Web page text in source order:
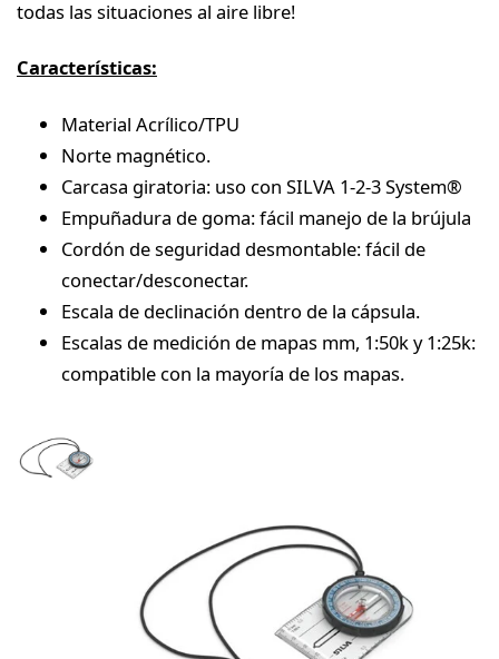
todas las situaciones al aire libre!
Características:
Material Acrílico/TPU
Norte magnético.
Carcasa giratoria: uso con SILVA 1-2-3 System®
Empuñadura de goma: fácil manejo de la brújula
Cordón de seguridad desmontable: fácil de
conectar/desconectar.
Escala de declinación dentro de la cápsula.
Escalas de medición de mapas mm, 1:50k y 1:25k:
compatible con la mayoría de los mapas.